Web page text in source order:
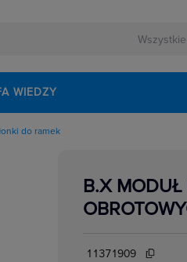
WIEDZY
do ramek
B.X MODUŁ
11371909